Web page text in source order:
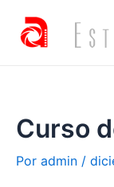
Curso
Por admin /